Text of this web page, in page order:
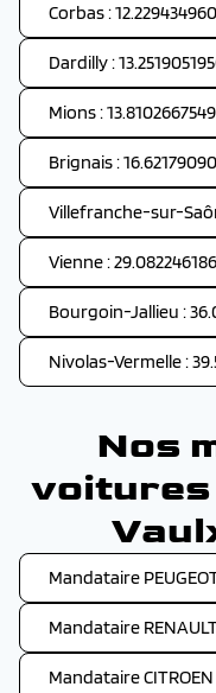
Corbas :
Dardilly :
Mions :
Brignais :
Villefranche-sur-
Vienne :
Bourgoin-Jallieu :
Nivolas-Vermelle :
Nos
voitures
Mandataire
Mandataire
Mandataire